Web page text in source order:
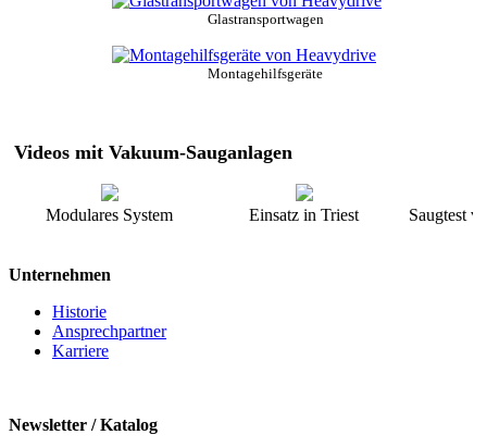
Glastransportwagen
Montagehilfsgeräte
Videos mit Vakuum-Sauganlagen
Modulares System Einsatz in Triest Saugtest
Unternehmen
Historie
Ansprechpartner
Karriere
Newsletter / Katalog